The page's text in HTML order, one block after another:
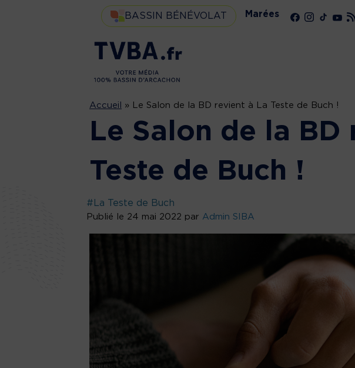
BASSIN BÉNÉVOLAT Marées
Accueil » Le Salon de la BD revient à La Teste de Buch !
Le Salon de la BD
Teste de Buch !
#La Teste de Buch
Publié le 24 mai 2022 par Admin SIBA